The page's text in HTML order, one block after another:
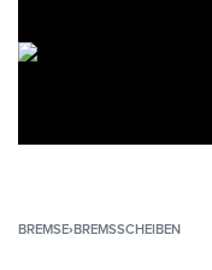
BREMSE›BREMSSCHEIBEN